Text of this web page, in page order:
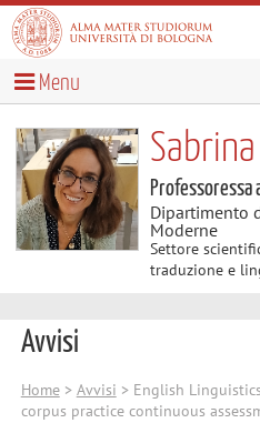
Menu
Professoressa
Dipartimento
Moderne
Settore
traduzione e
Avvisi
Home> Avvisi > English
corpus practice continuous